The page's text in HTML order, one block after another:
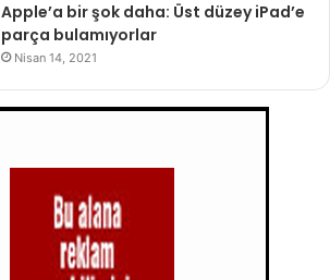
Apple’a bir şok daha: Üst düzey iPad’e
parça bulamıyorlar
Nisan 14, 2021